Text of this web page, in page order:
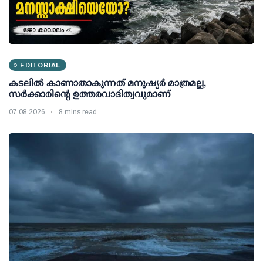
EDITORIAL
കടലിൽ കാണാതാകുന്നത് മനുഷ്യർ മാത്രമല്ല,
സർക്കാരിന്റെ ഉത്തരവാദിത്വവുമാണ്
07 08 2026 8 mins read